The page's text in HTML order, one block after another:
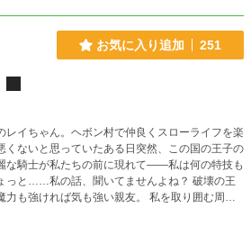
お気に入り追加 251
レイちゃん。ヘボン村で仲良くスローライフを楽
くないと思っていたある日突然、この国の王子の
な騎士が私たちの前に現れて――私は何の特技も
私の話、聞いてませんよね？ 破壊の王
ば気も強い親友。 私を取り囲む周囲
って平凡です。